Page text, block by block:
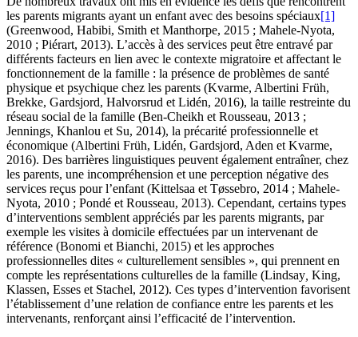
les parents migrants ayant un enfant avec des besoins spéciaux[1]
(Greenwood, Habibi, Smith et Manthorpe, 2015 ; Mahele-Nyota,
2010 ; Piérart, 2013). L’accès à des services peut être entravé par
différents facteurs en lien avec le contexte migratoire et affectant le
fonctionnement de la famille : la présence de problèmes de santé
physique et psychique chez les parents (Kvarme, Albertini Früh,
Brekke, Gardsjord, Halvorsrud et Lidén, 2016), la taille restreinte du
réseau social de la famille (Ben-Cheikh et Rousseau, 2013 ;
Jennings Khanlou et Su, 2014), la précarité professionnelle et
économique (Albertini Früh, Lidén, Gardsjord, Aden et Kvarme,
2016). Des barrières linguistiques peuvent également entraîner, chez
les parents, une incompréhension et une perception négative des
services reçus pour l’enfant (Kittelsaa et Tøssebro, 2014 ; Mahele-
Nyota, 2010 ; Pondé et Rousseau, 2013). Cependant, certains types
d’interventions semblent appréciés par les parents migrants, par
exemple les visites à domicile effectuées par un intervenant de
référence (Bonomi et Bianchi, 2015) et les approches
professionnelles dites « culturellement sensibles », qui prennent en
compte les représentations culturelles de la famille (Lindsay King,
Klassen, Esses et Stachel, 2012). Ces types d’intervention favorisent
l’établissement d’une relation de confiance entre les parents et les
intervenants, renforçant ainsi l’efficacité de l’intervention.